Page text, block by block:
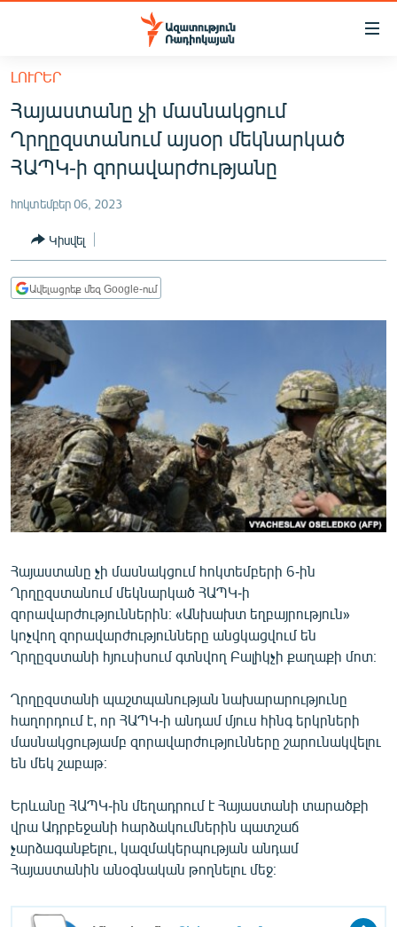
Մատչելիության
հիմնական
բովանդակությանը
Անցնել
հիմնական
մենյուին
ՀԱՅԱՍՏԱՆ
ՔԱՂԱՔԱԿԱՆ
ՀԱՍԱՐԱԿՈՒԹՅՈՒՆ
ՏՆՏԵՍՈՒԹՅՈՒՆ
ՂԱՐԱԲԱՂ
ՊԱՏԵՐԱԶՄԻ 6 ՇԱԲԱԹՆԵՐԸ
ՏԱՐԱԾԱՇՐՋԱՆ
ՄԻՋԱԶԳԱՅԻՆ
ՄՇԱԿՈՒՅԹ
ՍՊՈՐՏ
ՄԵԿՆԱԲԱՆՈՒԹՅՈՒՆ
ԿՈՐՈՆԱՎԻՐՈՒՍ
ԱՐԽԻՎ
ՏԵՍԱՆՅՈՒԹԵՐ
ԲԱՆԱՎԵՃ
ՁԳՏԵԼՈՎ ԼԱՎԱԳՈՒՅՆԻՆ
ՓՈԴՔԱՍԹ
English
Русский
ԼՈՒՐԵՐ
Հայաստանը չի մասնակցում
Ղրղըզստանում այսօր մեկնարկած
ՀԱՊԿ-ի զորավարժությանը
հոկտեմբեր 06, 2023
Կիսվել
Ավելացրեք մեզ Google-ում
Հայաստանը չի մասնակցում հոկտեմբերի 6-ին
Ղրղըզստանում մեկնարկած ՀԱՊԿ-ի
զորավարժություններին։ «Անխախտ եղբայրություն»
կոչվող զորավարժությունները անցկացվում են
Ղրղըզստանի հյուսիսում գտնվող Բալիկչի քաղաքի մոտ։
Ղրղըզստանի պաշտպանության նախարարությունը
հաղորդում է, որ ՀԱՊԿ-ի անդամ մյուս հինգ երկրների
մասնակցությամբ զորավարժությունները շարունակվելու
են մեկ շաբաթ։
Երևանը ՀԱՊԿ-ին մեղադրում է Հայաստանի տարածքի
վրա Ադրբեջանի հարձակումներին պատշաճ
չարձագանքելու, կազմակերպության անդամ
Հայաստանին անօգնական թողնելու մեջ։